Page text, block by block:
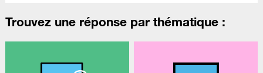
Trouvez une réponse par thématique :